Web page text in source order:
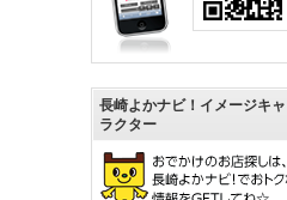
長崎よかナビ！イメージキャ
ラクター